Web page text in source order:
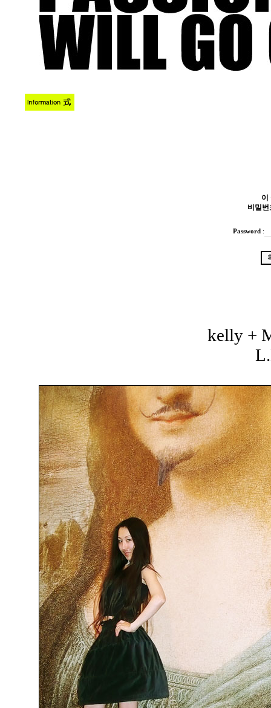
이
비밀
Password :
kelly +